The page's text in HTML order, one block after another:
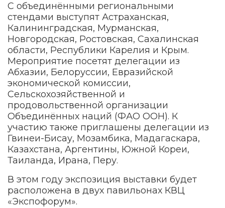
С объединёнными региональными
стендами выступят Астраханская,
Калининградская, Мурманская,
Новгородская, Ростовская, Сахалинская
области, Республики Карелия и Крым.
Мероприятие посетят делегации из
Абхазии, Белоруссии, Евразийской
экономической комиссии,
Сельскохозяйственной и
продовольственной организации
Объединённых наций (ФАО ООН). К
участию также приглашены делегации из
Гвинеи-Бисау, Мозамбика, Мадагаскара,
Казахстана, Аргентины, Южной Кореи,
Таиланда, Ирана, Перу.
В этом году экспозиция выставки будет
расположена в двух павильонах КВЦ
«Экспофорум».